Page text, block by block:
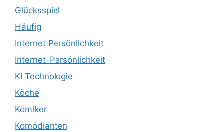
Glücksspiel
Häufig
Internet Persönlichkeit
Internet-Persönlichkeit
KI Technologie
Köche
Komiker
Komödianten